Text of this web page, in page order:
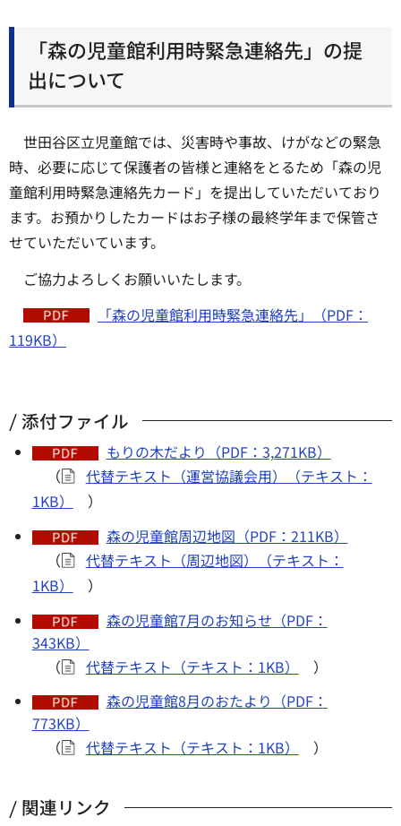
「森の児童館利用時緊急連絡先」の提
出について
世田谷区立児童館では、災害時や事故、けがなどの緊急
時、必要に応じて保護者の皆様と連絡をとるため「森の児
童館利用時緊急連絡先カード」を提出していただいており
ます。お預かりしたカードはお子様の最終学年まで保管さ
せていただいています。
ご協力よろしくお願いいたします。
「森の児童館利用時緊急連絡先」（PDF：
119KB）
添付ファイル
もりの木だより（PDF：3,271KB）
（
代替テキスト（運営協議会用）（テキスト：
1KB）
）
森の児童館周辺地図（PDF：211KB）
（
代替テキスト（周辺地図）（テキスト：
1KB）
）
森の児童館7月のお知らせ（PDF：
343KB）
（
代替テキスト（テキスト：1KB）
）
森の児童館8月のおたより（PDF：
773KB）
（
代替テキスト（テキスト：1KB） ）
関連リンク